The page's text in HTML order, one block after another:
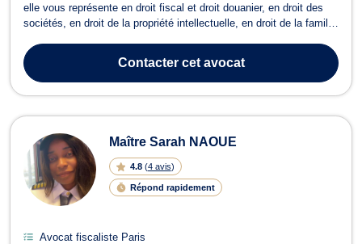
elle vous représente en droit fiscal et droit douanier, en droit des
sociétés, en droit de la propriété intellectuelle, en droit de la famille
droit fiscal et droit douanier pour toute question de contrôle fiscal,
...
Contactercet avocat
Maître Sarah NAOUE
4.8 (4 avis)
Répond rapidement
Avocat fiscaliste Paris